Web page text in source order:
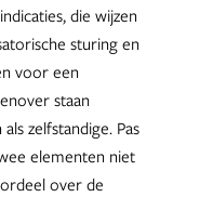
die wijzen
sturing en
voor een
staan
zelfstandige. Pas
elementen niet
over de